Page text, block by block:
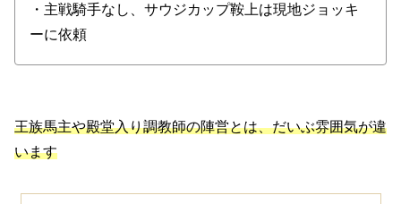
・主戦騎手なし、サウジカップ鞍上は現地ジョッキ
ーに依頼
王族馬主や殿堂入り調教師の陣営とは、だいぶ雰囲気が違
います